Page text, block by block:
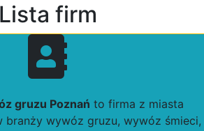
Lista firm
gruzu Poznań to firma z miasta
branży wywóz gruzu, wywóz śmieci,